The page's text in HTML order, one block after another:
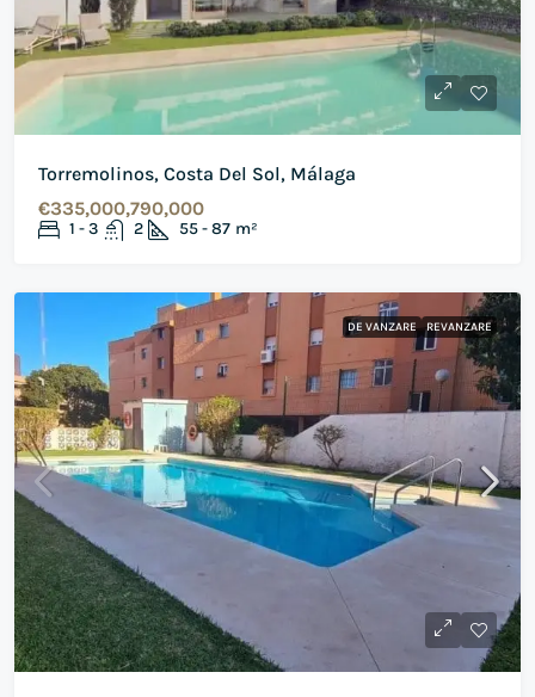
Torremolinos, Costa Del Sol, Málaga
€335,000,790,000
1 - 3 2 55 - 87 m²
DE VANZARE REVANZARE